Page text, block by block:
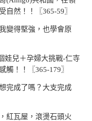
自然！！〖365-59〗
變得堅強，也學會原
娃兒＋孕婦大挑戰-仁寺
觸！！〖365-179〗
完成了嗎？大支完成
紅瓦屋，滾燙石頭火